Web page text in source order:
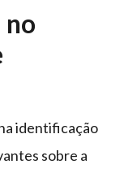
no
identificação
sobre a